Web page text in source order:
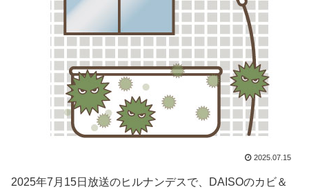
2025.07.15
2025年7月15日放送のヒルナンデスで、DAISOのカビ＆